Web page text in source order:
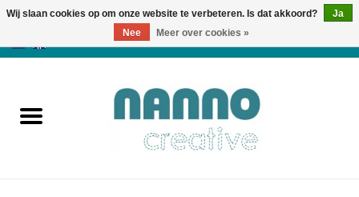
Producten
Wij slaan cookies op om onze website te verbeteren. Is dat akkoord?
Ja
Nee
Meer over cookies »